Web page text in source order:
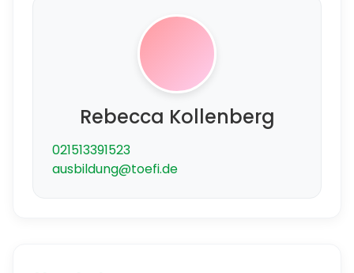
Rebecca Kollenberg
021513391523
ausbildung@toefi.de